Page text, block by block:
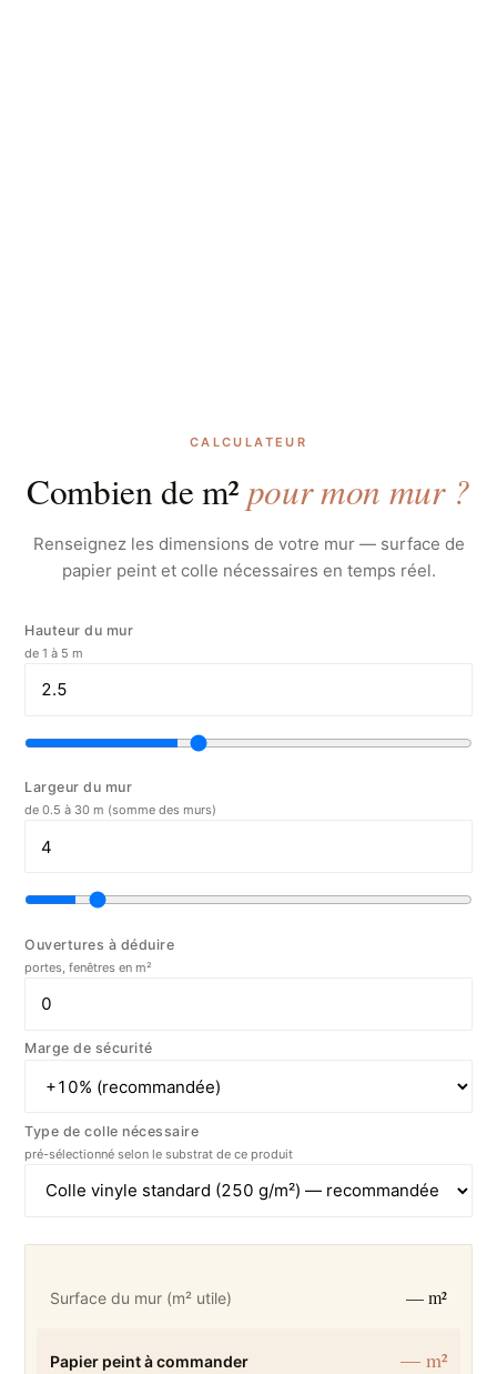
CALCULATEUR
Combien de m²pour mon mur ?
Renseignez les dimensions de votre mur — surface de
papier peint et colle nécessaires en temps réel.
Hauteur du mur
de 1 à 5 m
Largeur du mur
de 0.5 à 30 m (somme des murs)
Ouvertures à déduire
portes, fenêtres en m²
Marge de sécurité
Type de colle nécessaire
pré-sélectionné selon le substrat de ce produit
Surface du mur (m² utile) — m²
Papier peint à commander — m²